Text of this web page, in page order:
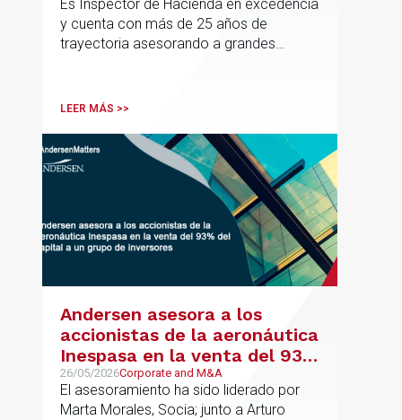
ibérica de Fiscalidad Local
Es Inspector de Hacienda en excedencia
y cuenta con más de 25 años de
trayectoria asesorando a grandes
principalmente en los sectores
medioambiental
LEER MÁS >>
Andersen asesora a los
accionistas de la aeronáutica
Inespasa en la venta del 93%
del capital a un grupo de
inversores
26/05/2026Corporate and M&A
El asesoramiento ha sido liderado por
Marta Morales, Socia; junto a Arturo